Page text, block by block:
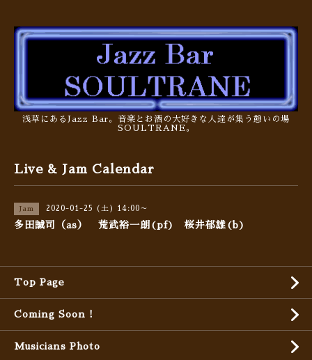
浅草にあるJazz Bar。音楽とお酒の大好きな人達が集う憩いの場
SOULTRANE。
Live & Jam Calendar
Jam 2020-01-25 (土) 14:00～
多田誠司（as） 荒武裕一朗(pf) 桜井郁雄(b)
Top Page
Coming Soon !
Musicians Photo